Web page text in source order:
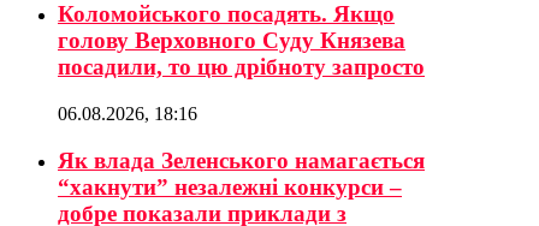
Коломойського посадять. Якщо
голову Верховного Суду Князева
посадили, то цю дрібноту запросто
06.08.2026, 18:16
Як влада Зеленського намагається
“хакнути” незалежні конкурси –
добре показали приклади з